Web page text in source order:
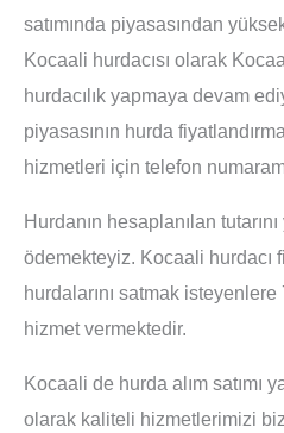
satımında piyasasından
Kocaali hurdacısı olarak
hurdacılık yapmaya devam
piyasasının hurda
hizmetleri için telefon
Hurdanın hesaplanılan
ödemekteyiz. Kocaali hurdacı
hurdalarını satmak
hizmet vermektedir.
Kocaali de hurda alım satımı
olarak kaliteli hizmetlerimizi